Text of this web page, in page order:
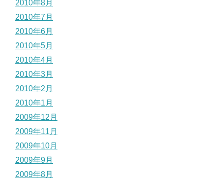
2010年8月
2010年7月
2010年6月
2010年5月
2010年4月
2010年3月
2010年2月
2010年1月
2009年12月
2009年11月
2009年10月
2009年9月
2009年8月